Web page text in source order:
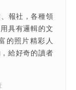
報社，各種領
具有邏輯的文
的照片精彩人
給好奇的讀者